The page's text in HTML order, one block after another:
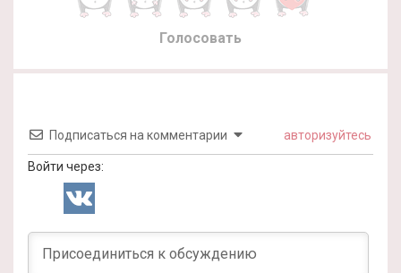
Голосовать
Подписаться на комментарии авторизуйтесь
Войти через: